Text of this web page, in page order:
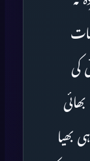
کی
بھیا